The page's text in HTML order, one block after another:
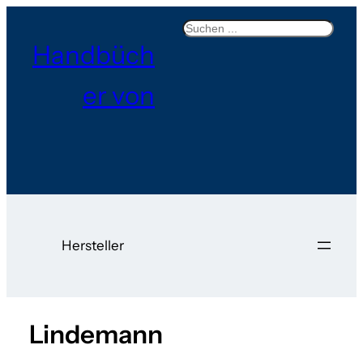
Search
Handbüch
er von
Hersteller
Lindemann